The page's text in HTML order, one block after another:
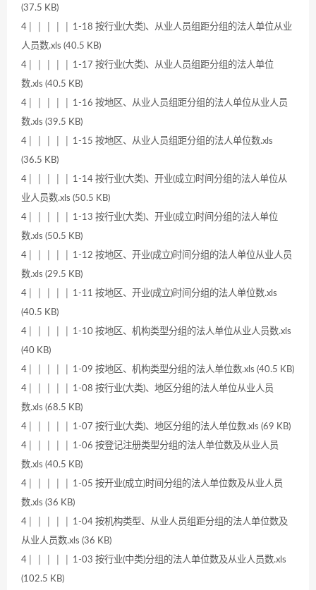
(37.5 KB)
4│ │ │ │ │ 1-18 按行业(大类)、从业人员组距分组的法人单位从业
人员数.xls (40.5 KB)
4│ │ │ │ │ 1-17 按行业(大类)、从业人员组距分组的法人单位
数.xls (40.5 KB)
4│ │ │ │ │ 1-16 按地区、从业人员组距分组的法人单位从业人员
数.xls (39.5 KB)
4│ │ │ │ │ 1-15 按地区、从业人员组距分组的法人单位数.xls
(36.5 KB)
4│ │ │ │ │ 1-14 按行业(大类)、开业(成立)时间分组的法人单位从
业人员数.xls (50.5 KB)
4│ │ │ │ │ 1-13 按行业(大类)、开业(成立)时间分组的法人单位
数.xls (50.5 KB)
4│ │ │ │ │ 1-12 按地区、开业(成立)时间分组的法人单位从业人员
数.xls (29.5 KB)
4│ │ │ │ │ 1-11 按地区、开业(成立)时间分组的法人单位数.xls
(40.5 KB)
4│ │ │ │ │ 1-10 按地区、机构类型分组的法人单位从业人员数.xls
(40 KB)
4│ │ │ │ │ 1-09 按地区、机构类型分组的法人单位数.xls (40.5 KB)
4│ │ │ │ │ 1-08 按行业(大类)、地区分组的法人单位从业人员
数.xls (68.5 KB)
4│ │ │ │ │ 1-07 按行业(大类)、地区分组的法人单位数.xls (69 KB)
4│ │ │ │ │ 1-06 按登记注册类型分组的法人单位数及从业人员
数.xls (40.5 KB)
4│ │ │ │ │ 1-05 按开业(成立)时间分组的法人单位数及从业人员
数.xls (36 KB)
4│ │ │ │ │ 1-04 按机构类型、从业人员组距分组的法人单位数及
从业人员数.xls (36 KB)
4│ │ │ │ │ 1-03 按行业(中类)分组的法人单位数及从业人员数.xls
(102.5 KB)